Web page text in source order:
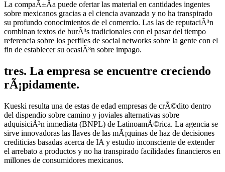
La compaÃ±Ã­a puede ofertar las material en cantidades ingentes
sobre mexicanos gracias a el ciencia avanzada y no ha transpirado
su profundo conocimientos de el comercio. Las las de reputaciÃ³n
combinan textos de burÃ³s tradicionales con el pasar del tiempo
referencia sobre los perfiles de social networks sobre la gente con el
fin de establecer su ocasiÃ³n sobre impago.
tres. La empresa se encuentre creciendo
rÃ¡pidamente.
Kueski resulta una de estas de edad empresas de crÃ©dito dentro
del dispendio sobre camino y joviales alternativas sobre
adquisiciÃ³n inmediata (BNPL) de LatinoamÃ©rica. La agencia se
sirve innovadoras las llaves de las mÃ¡quinas de haz de decisiones
crediticias basadas acerca de IA y estudio inconsciente de extender
el arrebato a productos y no ha transpirado facilidades financieros en
millones de consumidores mexicanos.